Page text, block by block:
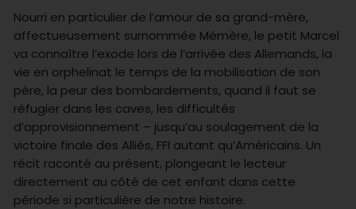
Nourri en particulier de l’amour de sa grand-mère,
affectueusement surnommée Mémère, le petit Marcel
va connaître l’exode lors de l’arrivée des Allemands, la
vie en orphelinat le temps de la mobilisation de son
père, la peur des bombardements, quand il faut se
réfugier dans les caves, les difficultés
d’approvisionnement – jusqu’au soulagement de la
victoire finale des Alliés, FFI autant qu’Américains. Un
récit raconté au présent, plongeant le lecteur
directement au côté de cet enfant dans cette
période si particulière de notre histoire.